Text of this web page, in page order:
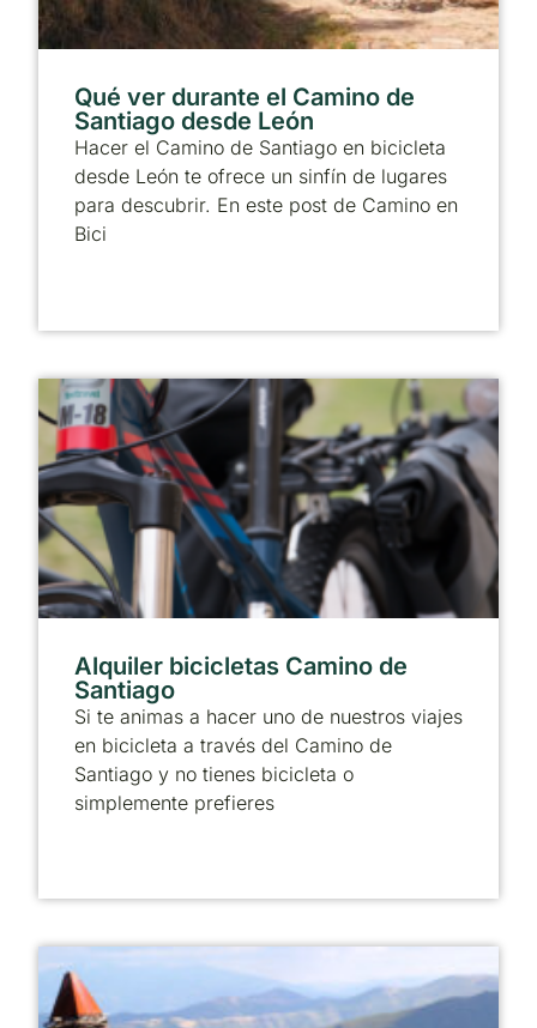
Qué ver durante el Camino de
Santiago desde León
Hacer el Camino de Santiago en bicicleta
desde León te ofrece un sinfín de lugares
para descubrir. En este post de Camino en
Bici
Alquiler bicicletas Camino de
Santiago
Si te animas a hacer uno de nuestros viajes
en bicicleta a través del Camino de
Santiago y no tienes bicicleta o
simplemente prefieres